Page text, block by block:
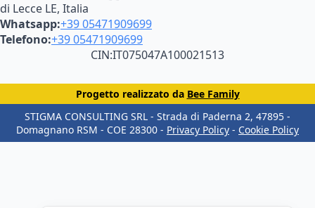
di Lecce LE, Italia
Whatsapp:+39 05471909699
Telefono:+39 05471909699
CIN:IT075047A100021513
Progetto realizzato da Bee Family
STIGMA CONSULTING SRL​ - Strada di Paderna 2, 47895 -
Domagnano RSM​ - COE 28300​ - Privacy Policy - Cookie Policy